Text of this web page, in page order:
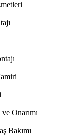
Onarımı
Bakımı